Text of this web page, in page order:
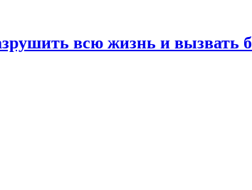
всю жизнь и вызвать